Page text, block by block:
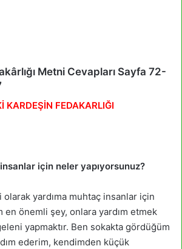
Metni Cevapları Sayfa 72-
KARDEŞİN FEDAKARLIĞI
için neler yapıyorsunuz?
olarak yardıma muhtaç insanlar için
en önemli şey, onlara yardım etmek
yapmaktır. Ben sokakta gördüğüm
ederim, kendimden küçük